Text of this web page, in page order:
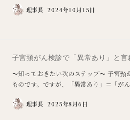
理事長 2024年10月15日
子宮頸がん検診で「異常あり」と言
〜知っておきたい次のステップ〜 子宮
ものです。ですが、「異常あり」＝「
理事長 2025年8月6日